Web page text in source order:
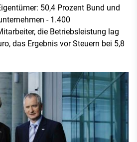
50,4 Prozent Bund und
- 1.400
die Betriebsleistung lag
das Ergebnis vor Steuern bei 5,8